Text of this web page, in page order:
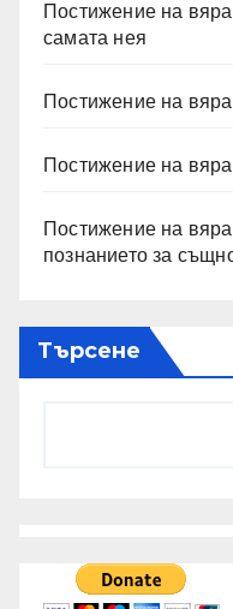
Постижение на
самата нея
Постижение на
Постижение на
Постижение на
познанието за
Търсене